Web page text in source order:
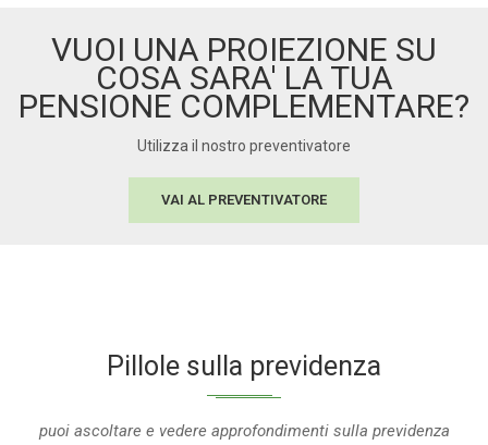
VUOI UNA PROIEZIONE SU
COSA SARA' LA TUA
PENSIONE COMPLEMENTARE?
Utilizza il nostro preventivatore
VAI AL PREVENTIVATORE
Pillole sulla previdenza
puoi ascoltare e vedere approfondimenti sulla previdenza